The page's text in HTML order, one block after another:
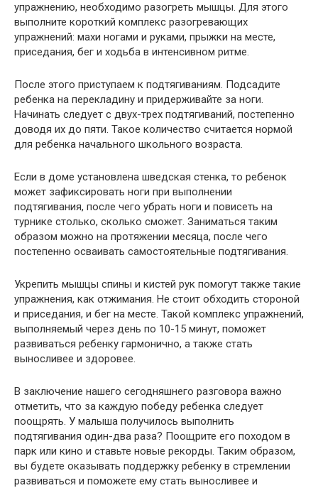
упражнению, необходимо разогреть мышцы. Для этого
выполните короткий комплекс разогревающих
упражнений: махи ногами и руками, прыжки на месте,
приседания, бег и ходьба в интенсивном ритме.
После этого приступаем к подтягиваниям. Подсадите
ребенка на перекладину и придерживайте за ноги.
Начинать следует с двух-трех подтягиваний, постепенно
доводя их до пяти. Такое количество считается нормой
для ребенка начального школьного возраста.
Если в доме установлена шведская стенка, то ребенок
может зафиксировать ноги при выполнении
подтягивания, после чего убрать ноги и повисеть на
турнике столько, сколько сможет. Заниматься таким
образом можно на протяжении месяца, после чего
постепенно осваивать самостоятельные подтягивания.
Укрепить мышцы спины и кистей рук помогут также такие
упражнения, как отжимания. Не стоит обходить стороной
и приседания, и бег на месте. Такой комплекс упражнений,
выполняемый через день по 10-15 минут, поможет
развиваться ребенку гармонично, а также стать
выносливее и здоровее.
В заключение нашего сегодняшнего разговора важно
отметить, что за каждую победу ребенка следует
поощрять. У малыша получилось выполнить
подтягивания один-два раза? Поощрите его походом в
парк или кино и ставьте новые рекорды. Таким образом,
вы будете оказывать поддержку ребенку в стремлении
развиваться и поможете ему стать выносливее и